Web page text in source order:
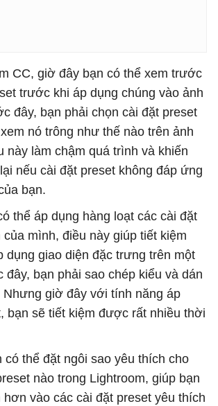
CC, giờ đây bạn có thể xem trước
trước khi áp dụng chúng vào ảnh
đây, bạn phải chọn cài đặt preset
nó trông như thế nào trên ảnh
này làm chậm quá trình và khiến
nếu cài đặt preset không đáp ứng
bạn.
thể áp dụng hàng loạt các cài đặt
của mình, điều này giúp tiết kiệm
dụng giao diện đặc trưng trên một
đây, bạn phải sao chép kiểu và dán
Nhưng giờ đây với tính năng áp
bạn sẽ tiết kiệm được rất nhiều thời
có thể đặt ngôi sao yêu thích cho
nào trong Lightroom, giúp bạn
hơn vào các cài đặt preset yêu thích